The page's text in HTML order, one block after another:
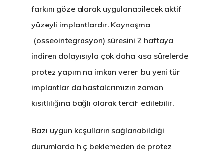
farkını göze alarak uygulanabilecekaktif
yüzeyli implantlardır. Kaynaşma
(osseointegrasyon) süresini 2 haftaya
indiren dolayısıyla çok daha kısa sürelerde
protez yapımına imkan veren bu yeni tür
implantlar da hastalarımızın zaman
kısıtlılığına bağlı olarak tercih edilebilir.
Bazı uygun koşulların sağlanabildiği
durumlarda hiç beklemeden de protez